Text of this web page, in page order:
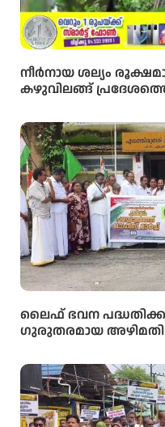
നീർനായ ശല്യം
കഴുവിലങ്ങ്
സ്ഥാപിച്ചു.
ലൈഫ് ഭവന
ഗുരുതരമായ അഴിമതി
പഞ്ചായത്ത്
നടത്തി